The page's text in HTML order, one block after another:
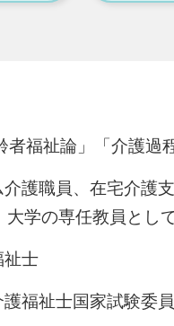
福祉論」「介護過
護職員、在宅介護
学の専任教員とし
祉士
福祉士国家試験委